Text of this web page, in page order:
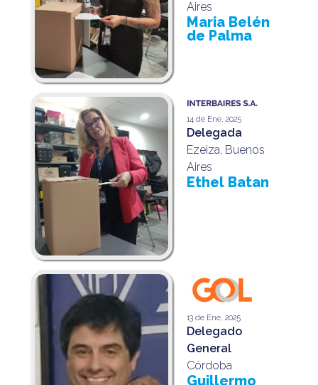
Aires
Maria Belén
de Palma
14 de Ene, 2025
Delegada
Ezeiza, Buenos
Aires
Ethel Batan
13 de Ene, 2025
Delegado
General
Córdoba
Guillermo